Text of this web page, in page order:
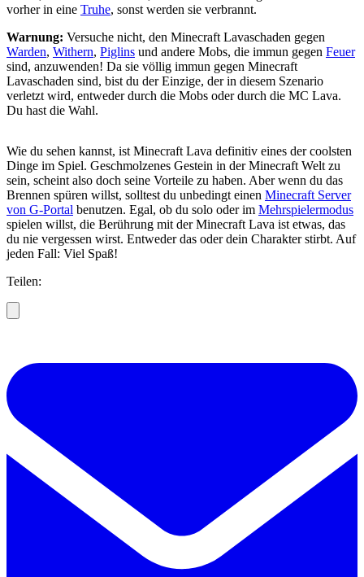
vorher in eine Truhe, sonst werden sie verbrannt.
Warnung: Versuche nicht, den Minecraft Lavaschaden gegen
Warden, Withern, Piglins und andere Mobs, die immun gegen Feuer
sind, anzuwenden! Da sie völlig immun gegen Minecraft
Lavaschaden sind, bist du der Einzige, der in diesem Szenario
verletzt wird, entweder durch die Mobs oder durch die MC Lava.
Du hast die Wahl.
Wie du sehen kannst, ist Minecraft Lava definitiv eines der coolsten
Dinge im Spiel. Geschmolzenes Gestein in der Minecraft Welt zu
sein, scheint also doch seine Vorteile zu haben. Aber wenn du das
Brennen spüren willst, solltest du unbedingt einen Minecraft Server
von G-Portal benutzen. Egal, ob du solo oder im Mehrspielermodus
spielen willst, die Berührung mit der Minecraft Lava ist etwas, das
du nie vergessen wirst. Entweder das oder dein Charakter stirbt. Auf
jeden Fall: Viel Spaß!
Teilen: